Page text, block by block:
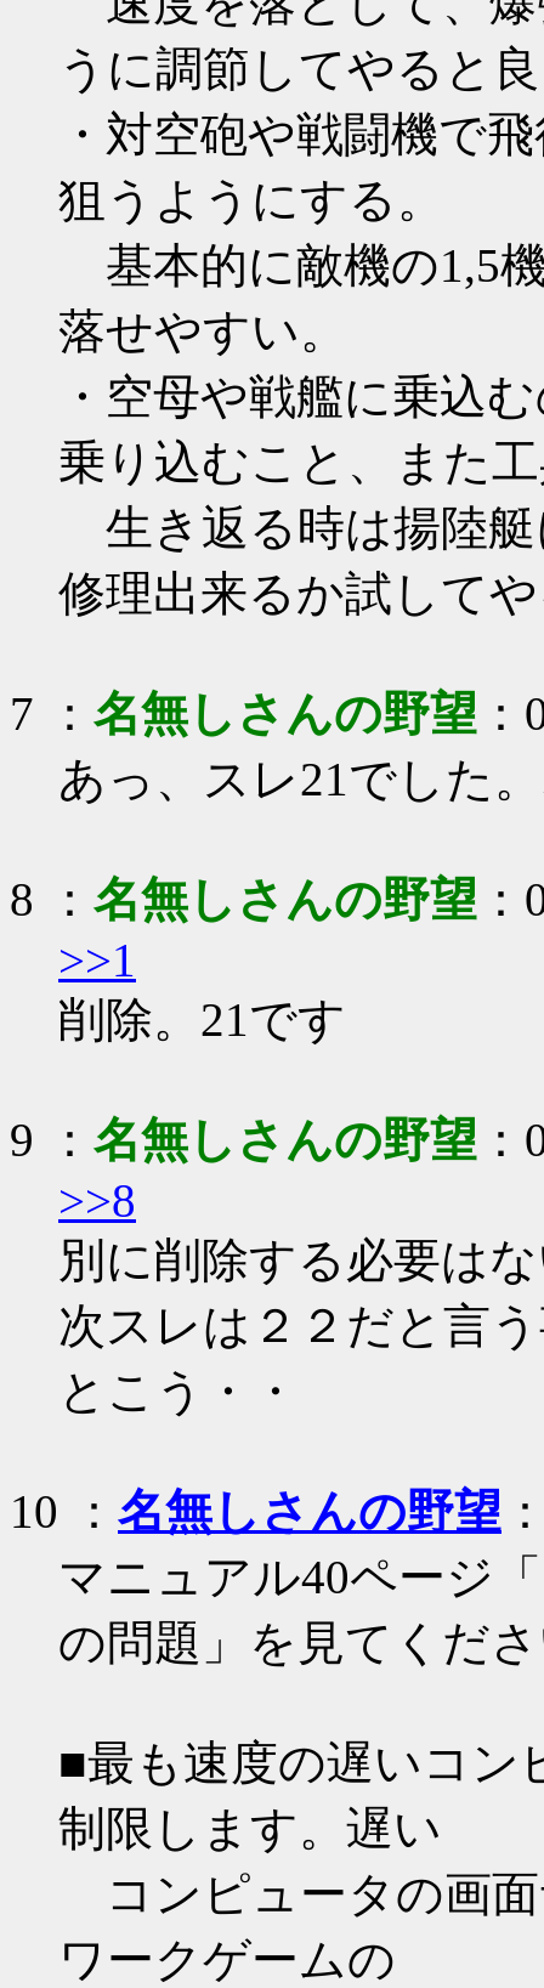
うに調節してやると
・対空砲や戦闘機で
狙うようにする。
基本的に敵機の1,5
落せやすい。
・空母や戦艦に乗込
乗り込むこと、また
生き返る時は揚陸艇
修理出来るか試して
7 ： 名無しさんの野望
あっ、スレ21でした
8 ： 名無しさんの野望
>>1
削除。21です
9 ： 名無しさんの野望
>>8
別に削除する必要は
次スレは２２だと言
とこう・・
10 ： 名無しさんの野望
マニュアル40ページ
の問題」を見てくだ
■最も速度の遅いコン
制限します。遅い
コンピュータの画
ワークゲームの